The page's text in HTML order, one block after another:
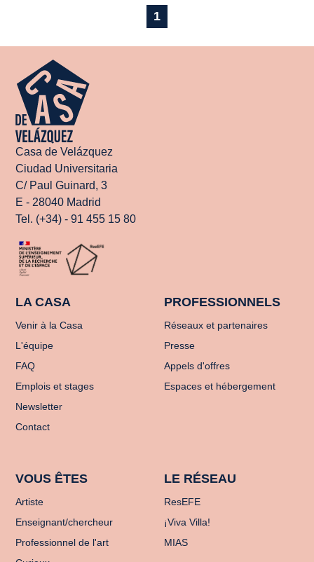
1
Casa de Velázquez
Ciudad Universitaria
C/ Paul Guinard, 3
E - 28040 Madrid
Tel. (+34) - 91 455 15 80
LA CASA
Venir à la Casa
L'équipe
FAQ
Emplois et stages
Newsletter
Contact
PROFESSIONNELS
Réseaux et partenaires
Presse
Appels d'offres
Espaces et hébergement
VOUS ÊTES
Artiste
Enseignant/chercheur
Professionnel de l'art
LE RÉSEAU
ResEFE
¡Viva Villa!
MIAS